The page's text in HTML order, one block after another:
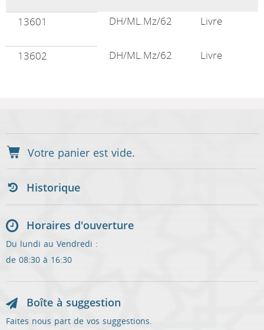
13601
DH/ML.Mz/62
Livre
13602
DH/ML.Mz/62 Livre
Historique
Horaires d'ouverture
Du lundi au Vendredi :
de 08:30 à 16:30
Boîte à suggestion
Faites nous part de vos suggestions.